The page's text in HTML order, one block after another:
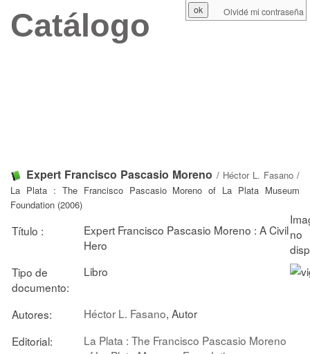
Catálogo
Expert Francisco Pascasio Moreno / Héctor L. Fasano/
La Plata : The Francisco Pascasio Moreno of La Plata Museum
Foundation (2006)
Título :
Expert Francisco Pascasio Moreno : A Civil
Hero
Tipo de
documento:
Libro
Autores: Héctor L. Fasano, Autor
Editorial:
La Plata : The Francisco Pascasio Moreno
Olvidé mi contraseña